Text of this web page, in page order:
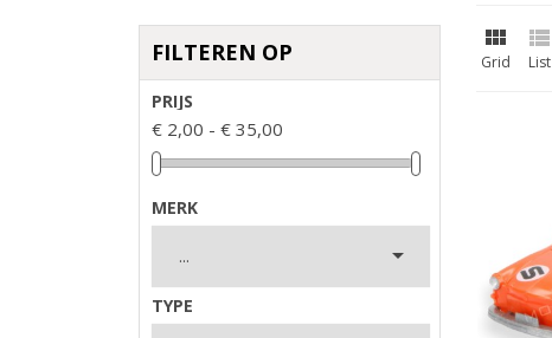
FILTEREN OP
PRIJS
€ 2,00 - € 35,00
MERK

TYPE

Grid

List